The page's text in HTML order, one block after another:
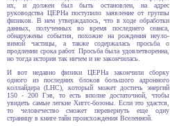
их, и должен был быть остановлен, на адрес
руководства ЦЕРНа поступило заявление от группы
физиков. В нем утверж­далось, что в ходе обработки
данных, полученных во время последнего сеанса,
обнаружены события, похожие на рождения неуло­
вимой частицы, а также содержалась просьба о
продлении срока работ. Просьба была удовлет­воренна,
но тогда история так ничем и не закончилась.
И вот недавно физики ЦЕРНа закон­чили сборку
одного из последних блоков большого адрон­ного
коллайдера (LHC), который может достичь энергий
150 - 200 Гэв, то есть вполне достаточной, чтобы
увидеть самые легкие Хиггс-бозоны. Если это удастся,
то человечество сможет перевернуть еще одну
страницу в книге тайн проис­хождения Вселенной.